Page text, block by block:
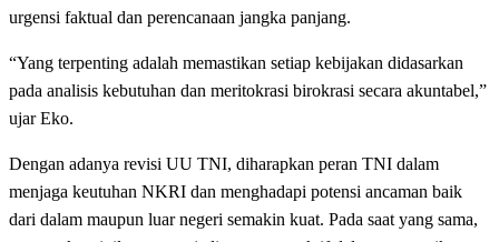
urgensi faktual dan perencanaan jangka panjang.
“Yang terpenting adalah memastikan setiap kebijakan didasarkan
pada analisis kebutuhan dan meritokrasi birokrasi secara akuntabel,”
ujar Eko.
Dengan adanya revisi UU TNI, diharapkan peran TNI dalam
menjaga keutuhan NKRI dan menghadapi potensi ancaman baik
dari dalam maupun luar negeri semakin kuat. Pada saat yang sama,